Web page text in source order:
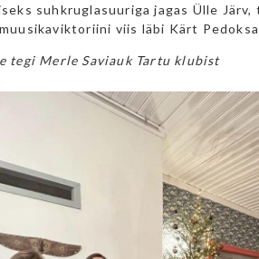
suhkruglasuuriga jagas Ülle
viis läbi Kärt
tegi Merle Saviauk Tartu klubist